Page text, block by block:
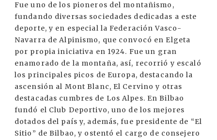
Fue uno de los pioneros del montañismo,
fundando diversas sociedades dedicadas a este
deporte, y en especial la Federación Vasco-
Navarra de Alpinismo, que convocó en Elgeta
por propia iniciativa en 1924. Fue un gran
enamorado de la montaña, así, recorrió y escaló
los principales picos de Europa, destacando la
ascensión al Mont Blanc, El Cervino y otras
destacadas cumbres de Los Alpes. En Bilbao
fundó el Club Deportivo, uno de los mejores
dotados del país y, además, fue presidente de “El
Sitio” de Bilbao, y ostentó el cargo de consejero